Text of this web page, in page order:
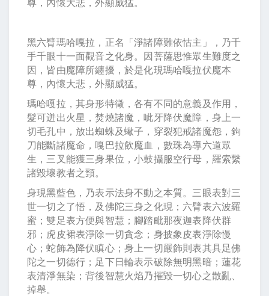
黑六臂瑪哈嘎拉，正名「淨諸障難依怙主」，乃千
手千眼十一面觀音之化身。因菩薩思惟眾生難度之
因，皆由魔障所纏擾，於是化現瑪哈嘎拉伏魔本
尊，內懷大悲，外顯威猛。
瑪哈嘎拉，其身形特徵，各有不同的意義及作用，
髮可迸出火星，焚燒諸魔，呲牙降伏魔障，身上一
切毛孔中，放出蜘蛛及蠍子，穿裂犯戒諸魔怨，鉤
刀能斷諸魔命，嘎巴拉飲魔血，數珠為導六道眾
生，三叉能獲三身果位，小鼓攝服空行母，羅索繫
諸毀壞教者之頸。
身現黑藍色，乃表示法身不動之本質。三眼表對三
世一切之了悟，及佛陀三身之化現；六臂表六波羅
蜜；雙足表方便與智慧；腳踏毗那夜迦表降伏群
邪；虎皮裙表淨除一切貪念；身披象皮表淨除慢
心；蛇飾為降伏瞋心；身上一切嚴飾則表其具足佛
陀之一切德行；足下日輪表示破除無明黑暗；蓮花
表清淨無染；背後智慧火焰乃摧毀一切心之散亂、
掉舉。